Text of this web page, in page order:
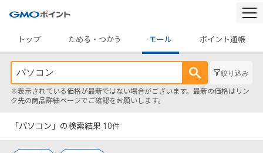
トップ
ためる・つかう モール ポイント通帳
絞り込み
※表示されている価格が最新ではない場合がございます。最新の価格はリン
ク先の商品詳細ページでご確認をお願いします。
「パソコン」の検索結果 10件